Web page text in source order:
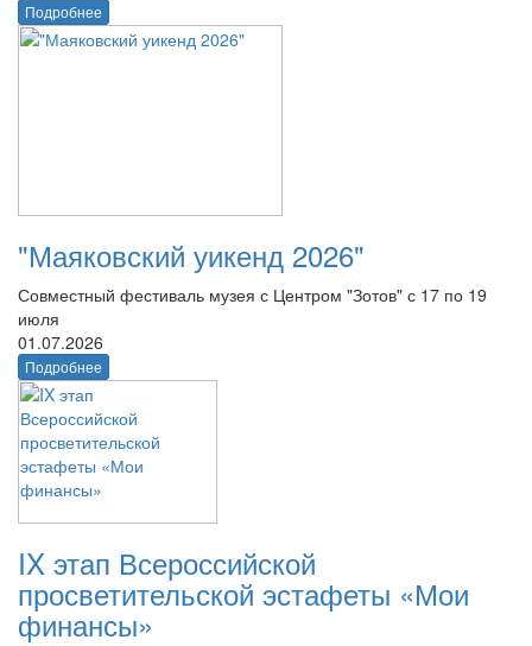
Подробнее
"Маяковский уикенд 2026"
Совместный фестиваль музея с Центром "Зотов" с 17 по 19
июля
01.07.2026
Подробнее
IX этап Всероссийской
просветительской эстафеты «Мои
финансы»